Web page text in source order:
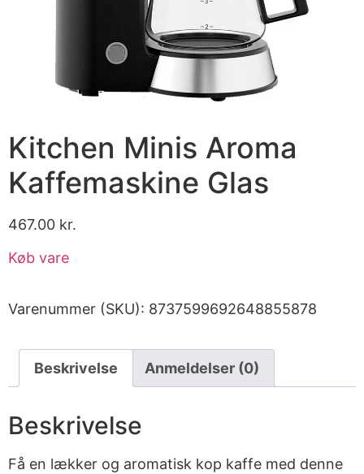
Kitchen Minis Aroma
Kaffemaskine Glas
467.00 kr.
Køb vare
Varenummer (SKU): 8737599692648855878
Beskrivelse Anmeldelser (0)
Beskrivelse
Få en lækker og aromatisk kop kaffe med denne